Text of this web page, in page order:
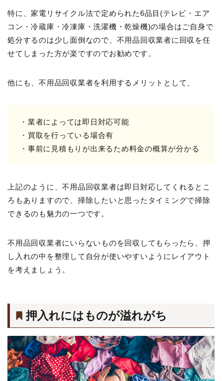
特に、家電リサイクル法で定められた6品目(テレビ・エア
コン・冷蔵庫・冷凍庫・洗濯機・乾燥機)の場合はご自身で
処分するのは少し面倒なので、不用品回収業者に回収を任
せてしまった方が楽ですのでお勧めです。
他にも、不用品回収業者を利用するメリットとして、
・業者によっては即日対応可能
・買取を行っている場合有
・事前に見積もりが出来るため料金の概算が分かる
上記のように、不用品回収業者は即日対応してくれるとこ
ろもありますので、掃除したいと思ったタイミングで掃除
できるのも魅力の一つです。
不用品回収業者にいらないものを回収してもらったら、押
し入れの中を整理して自分が使いやすいようにレイアウト
を考えましょう。
押入れにはものが溢れがち